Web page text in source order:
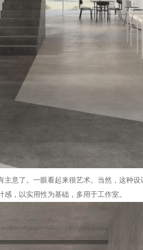
意了。一眼看起来很艺术。当然，这种
，以实用性为基础，多用于工作室。